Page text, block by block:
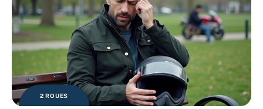
2 ROUES